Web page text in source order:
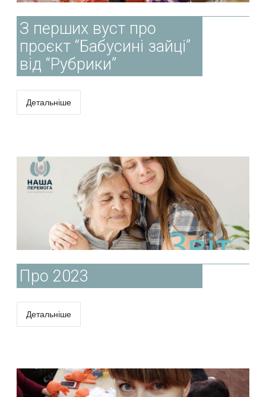
З перших вуст про
проєкт “Бабусині зайці”
від “Рубрики”
Детальніше
Про 2023
Детальніше